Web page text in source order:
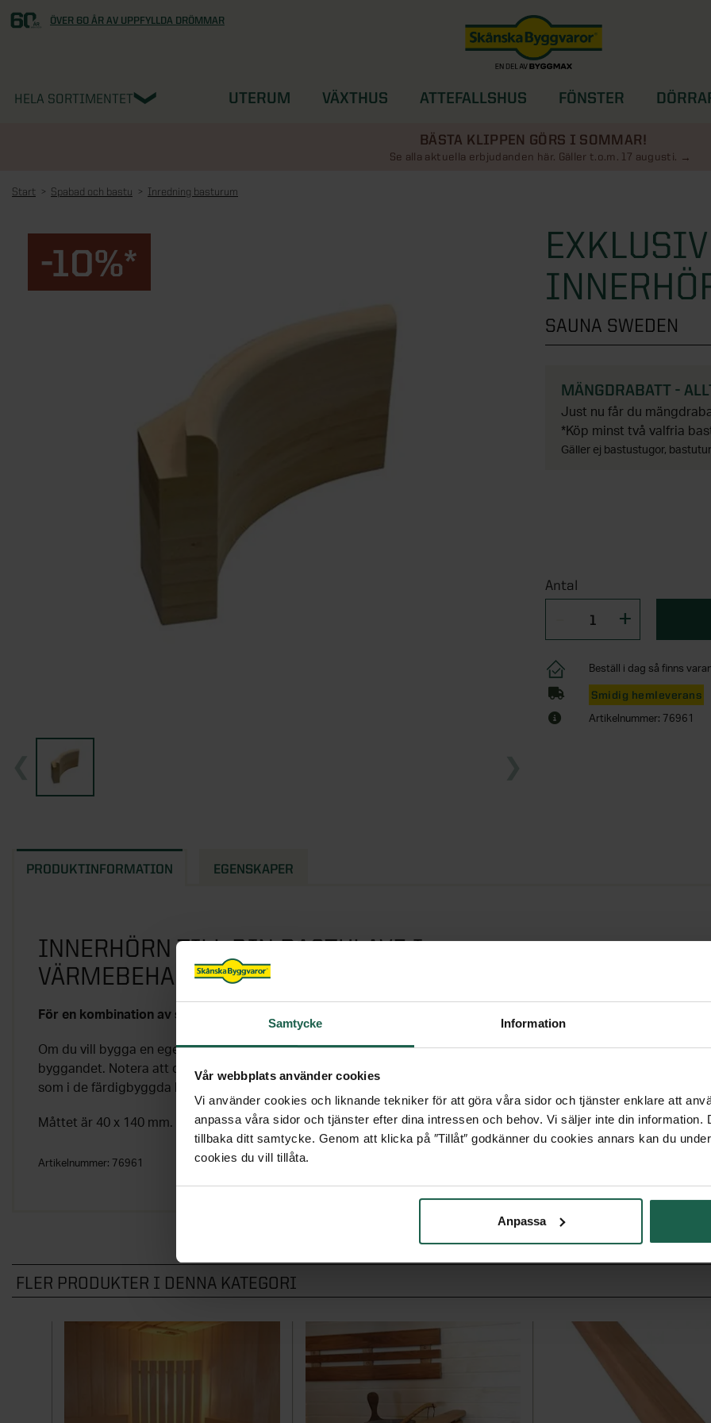
Samtycke Information
Vår webbplats använder cookies
Vi använder cookies och liknande tekniker för att göra våra sidor och tjänster enklare att
anpassa våra sidor och tjänster efter dina intressen och behov. Vi säljer inte din information.
tillbaka ditt samtycke. Genom att klicka på ″Tillåt″ godkänner du cookies annars kan du
cookies du vill tillåta.
Anpassa
ÖVER 60 ÅR AV UPPFYLLDA DRÖMMAR
HELA SORTIMENTET UTERUM VÄXTHUS ATTEFALLSHUS FÖNSTER
BÄSTA KLIPPEN GÖRS I SOMMAR!
Se alla aktuella erbjudanden här. Gäller t.o.m. 17 augusti.
Start Spabad och bastu Inredning basturum
-10%*
SAUNA SWEDEN
MÄNGDRABATT -
Just nu får du
*Köp minst två valfria
Gäller ej bastustugor,
Antal
Beställ i dag så finns
Smidig hemleverans
Artikelnummer: 76961
PRODUKTINFORMATION EGENSKAPER
INNERHÖRN TILL DIN BASTULAVE I
VÄRMEBEHANDLAD ASP
För en kombination av stil och funktion i bastun.
Om du vill bygga en egen modell finns här en elegant framkant för att underlätta
byggandet. Notera att denna är anpassad för 28 mm lavvirke. Detta är samma
som i de färdigbyggda lavarna i serien Exklusiv.
Måttet är 40 x 140 mm.
Artikelnummer: 76961
FLER PRODUKTER I DENNA KATEGORI